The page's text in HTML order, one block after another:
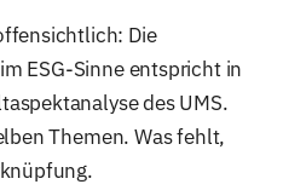
Die
ESG-Sinne entspricht in
des UMS.
Themen. Was fehlt,